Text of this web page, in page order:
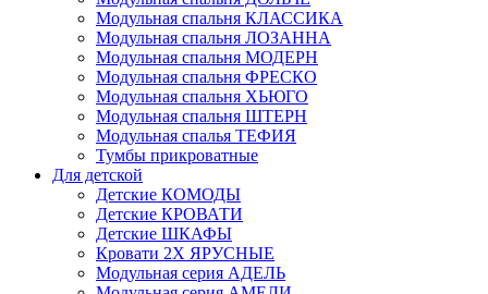
Модульная спальня КЛАССИКА
Модульная спальня ЛОЗАННА
Модульная спальня МОДЕРН
Модульная спальня ФРЕСКО
Модульная спальня ХЬЮГО
Модульная спальня ШТЕРН
Модульная спалья ТЕФИЯ
Тумбы прикроватные
Для детской
Детские КОМОДЫ
Детские КРОВАТИ
Детские ШКАФЫ
Кровати 2Х ЯРУСНЫЕ
Модульная серия АДЕЛЬ